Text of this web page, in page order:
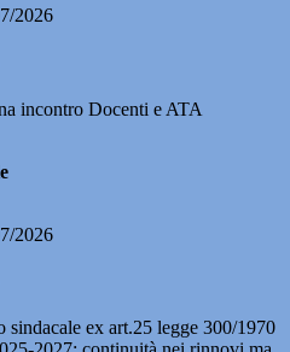
2026
incontro Docenti e ATA
2026
ex art.25 legge 300/1970